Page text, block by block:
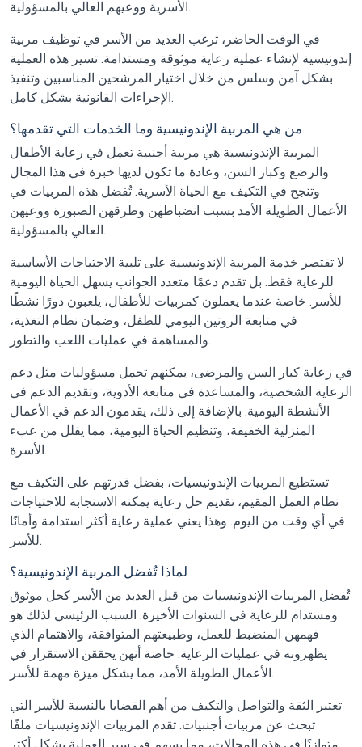
الأسرية ووعيهم العالي بالمسؤولية.
في الوقت الحاضر، ترغب العديد من الأسر في توظيف مربية
إندونيسية لإنشاء عملية رعاية موثوقة ومستدامة. تسير هذه العملية
بشكل آمن وسلس من خلال اختيار المرشحين المناسبين وتنفيذ
الإجراءات القانونية بشكل كامل.
من هي المربية الإندونيسية وما الخدمات التي تقدمها؟
المربية الإندونيسية هي مربية أجنبية تعمل في رعاية الأطفال
والرضع وكبار السن، وعادة ما تكون لديها خبرة في هذا المجال
وتنجح في التكيف مع الحياة الأسرية. تُفضل هذه المربيات في
الأعمال الطويلة الأمد بسبب انضباطهن وطرقهن الصبورة ووعيهن
العالي بالمسؤولية.
لا تقتصر خدمة المربية الإندونيسية على تلبية الاحتياجات الأساسية
للرعاية فقط. بل تقدم دعمًا متعدد الجوانب يسهل الحياة اليومية
للأسر. خاصة عندما يعملون كمربيات للأطفال، يلعبون دورًا نشطًا
في متابعة الروتين اليومي للطفل، وضمان نظام التغذية،
والمساهمة في عمليات اللعب والتطور.
في رعاية كبار السن والمرضى، يمكنهم تحمل مسؤوليات مثل دعم
الرعاية الشخصية، والمساعدة في متابعة الأدوية، وتقديم الدعم في
الأنشطة اليومية. بالإضافة إلى ذلك، يقدمون الدعم في الأعمال
المنزلية الخفيفة، وتنظيم الحياة اليومية، مما يقلل من عبء
الأسرة.
تستطيع المربيات الإندونيسيات، بفضل قدرتهم على التكيف مع
نظام العمل المقيم، تقديم حل رعاية يمكنه الاستجابة للاحتياجات
في أي وقت من اليوم. وهذا يعني عملية رعاية أكثر استدامة وأمانًا
للأسر.
لماذا تُفضل المربية الإندونيسية؟
تُفضل المربيات الإندونيسيات من قبل العديد من الأسر كحل موثوق
ومستدام للرعاية في السنوات الأخيرة. السبب الرئيسي لذلك هو
فهمهن المنضبط للعمل، وطبيعتهم المتوافقة، والاهتمام الذي
يظهرونه في عمليات الرعاية. خاصة أنهن يحققن الاستقرار في
الأعمال الطويلة الأمد، مما يشكل ميزة مهمة للأسر.
تعتبر الثقة والتواصل والتكيف من أهم القضايا بالنسبة للأسر التي
تبحث عن مربيات أجنبيات. تقدم المربيات الإندونيسيات ملفًا